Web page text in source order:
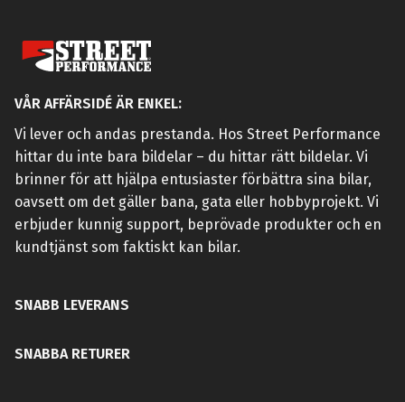
VÅR AFFÄRSIDÉ ÄR ENKEL:
Vi lever och andas prestanda. Hos Street Performance
hittar du inte bara bildelar – du hittar rätt bildelar. Vi
brinner för att hjälpa entusiaster förbättra sina bilar,
oavsett om det gäller bana, gata eller hobbyprojekt. Vi
erbjuder kunnig support, beprövade produkter och en
kundtjänst som faktiskt kan bilar.
SNABB LEVERANS
SNABBA RETURER